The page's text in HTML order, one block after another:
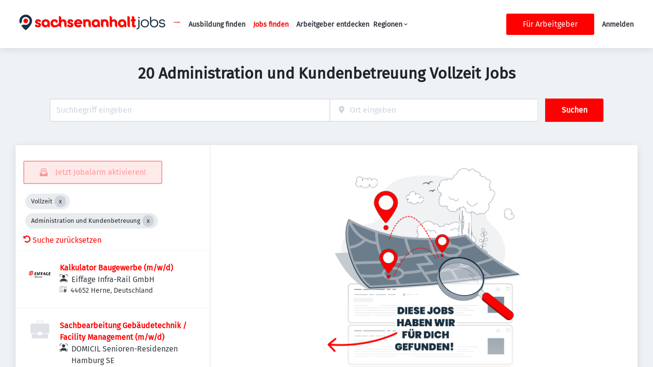
Haupt-Navigation
Ausbildung finden Jobs finden Arbeitgeber entdecken Regionen Für Arbeitgeber Anmelden
20 Administration und Kundenbetreuung Vollzeit Jobs
Suchen
Jetzt Jobalarm aktivieren!
Vollzeit
Administration und Kundenbetreuung
Suche zurücksetzen
Kalkulator Baugewerbe (m/w/d)
Eiffage Infra-Rail GmbH
44652 Herne, Deutschland
Sachbearbeitung Gebäudetechnik /
Facility Management (m/w/d)
DOMICIL Senioren-Residenzen
Hamburg SE